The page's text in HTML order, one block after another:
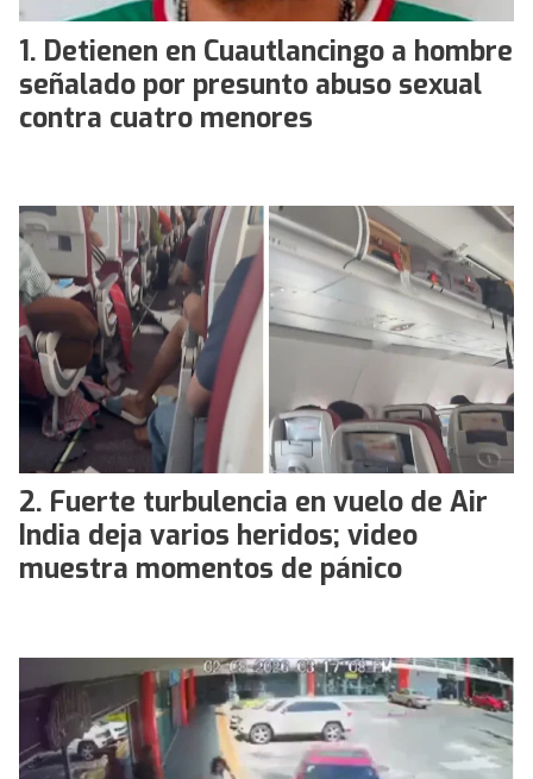
Detienen en Cuautlancingo a hombre
señalado por presunto abuso sexual
contra cuatro menores
Fuerte turbulencia en vuelo de Air
India deja varios heridos; video
muestra momentos de pánico